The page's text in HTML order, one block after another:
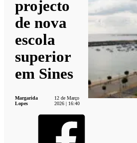
projecto
de nova
escola
superior
em Sines
Margarida
Lopes
12 de Março
2026 | 16:40